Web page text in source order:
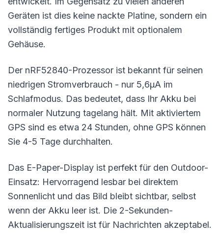
Geräten ist dies keine nackte Platine, sondern ein
vollständig fertiges Produkt mit optionalem
Gehäuse.
Der nRF52840-Prozessor ist bekannt für seinen
niedrigen Stromverbrauch - nur 5,6μA im
Schlafmodus. Das bedeutet, dass Ihr Akku bei
normaler Nutzung tagelang hält. Mit aktiviertem
GPS sind es etwa 24 Stunden, ohne GPS können
Sie 4-5 Tage durchhalten.
Das E-Paper-Display ist perfekt für den Outdoor-
Einsatz: Hervorragend lesbar bei direktem
Sonnenlicht und das Bild bleibt sichtbar, selbst
wenn der Akku leer ist. Die 2-Sekunden-
Aktualisierungszeit ist für Nachrichten akzeptabel.